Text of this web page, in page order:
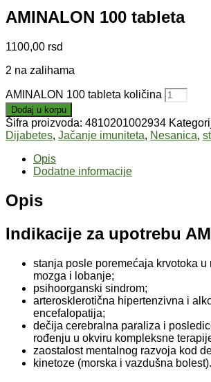
AMINALON 100 tableta
1100,00 rsd
2 na zalihama
AMINALON 100 tableta količina
Dodaj u korpu
Šifra proizvoda: 4810201002934
Dijabetes, Jačanje imuniteta, Nesanica,
Opis
Dodatne informacije
Opis
Indikacije za upotrebu
stanja posle poremećaja krvotoka u
mozga i lobanje;
psihoorganski sindrom;
arterosklerotična hipertenzivna i
encefalopatija;
dečija cerebralna paraliza i
rođenju u okviru kompleksne
zaostalost mentalnog razvoja kod
kinetoze (morska i vazdušna bolest).